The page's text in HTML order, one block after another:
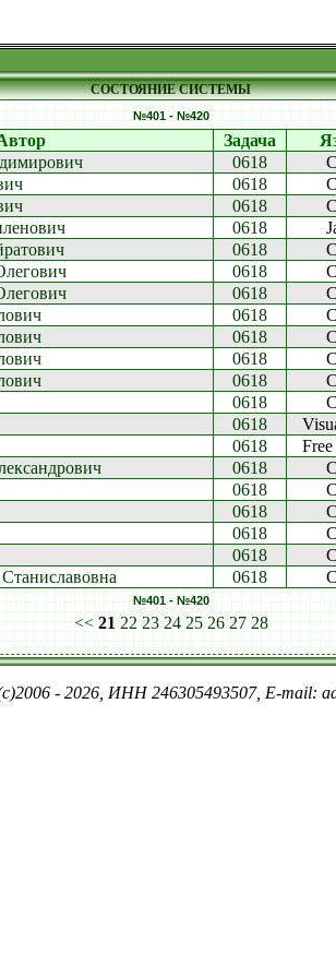
СОСТОЯНИЕ СИСТЕМЫ
№401 - №420
Задача
0618
0618
0618
0618
0618
0618
0618
0618
0618
0618
0618
0618
0618
0618 Free
0618
0618
0618
0618
0618
0618
№401 - №420
<< 21 22 23 24 25 26 27 28
- 2026, ИНН 246305493507, E-mail: